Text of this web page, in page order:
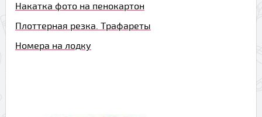
Накатка фото на пенокартон
Плоттерная резка. Трафареты
Номера на лодку